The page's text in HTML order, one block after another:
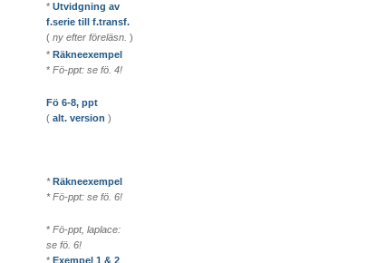
*Utvidgning av
f.serie till f.transf.
(ny efter föreläsn.)
*Räkneexempel
*Fö-ppt: se fö. 4!
Fö 6-8, ppt
(alt. version)
*Räkneexempel
* Fö-ppt: se fö. 6!
*Fö-ppt, laplace:
se fö. 6!
*Exempel 1 & 2